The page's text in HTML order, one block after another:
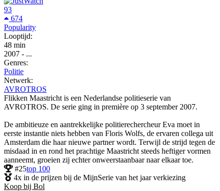
93
674
Popularity
Looptijd:
48 min
2007 - ...
Genres:
Politie
Netwerk:
AVROTROS
Flikken Maastricht is een Nederlandse politieserie van
AVROTROS. De serie ging in première op 3 september 2007.
De ambitieuze en aantrekkelijke politierechercheur Eva moet in
eerste instantie niets hebben van Floris Wolfs, de ervaren collega uit
Amsterdam die haar nieuwe partner wordt. Terwijl de strijd tegen de
misdaad in en rond het prachtige Maastricht steeds heftiger vormen
aanneemt, groeien zij echter onweerstaanbaar naar elkaar toe.
#25top 100
4x in de prijzen bij de MijnSerie van het jaar verkiezing
Koop bij Bol